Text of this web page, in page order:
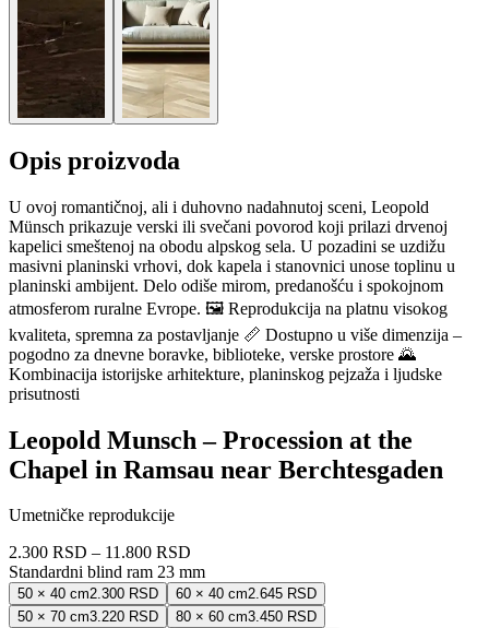
Opis proizvoda
U ovoj romantičnoj, ali i duhovno nadahnutoj sceni, Leopold
Münsch prikazuje verski ili svečani povorod koji prilazi drvenoj
kapelici smeštenoj na obodu alpskog sela. U pozadini se uzdižu
masivni planinski vrhovi, dok kapela i stanovnici unose toplinu u
planinski ambijent. Delo odiše mirom, predanošću i spokojnom
atmosferom ruralne Evrope. 🖼️ Reprodukcija na platnu visokog
kvaliteta, spremna za postavljanje 📏 Dostupno u više dimenzija –
pogodno za dnevne boravke, biblioteke, verske prostore 🌄
Kombinacija istorijske arhitekture, planinskog pejzaža i ljudske
prisutnosti
Leopold Munsch – Procession at the
Chapel in Ramsau near Berchtesgaden
Umetničke reprodukcije
2.300 RSD – 11.800 RSD
Standardni blind ram 23 mm
50 × 40 cm2.300 RSD 60 × 40 cm2.645 RSD
50 × 70 cm3.220 RSD 80 × 60 cm3.450 RSD